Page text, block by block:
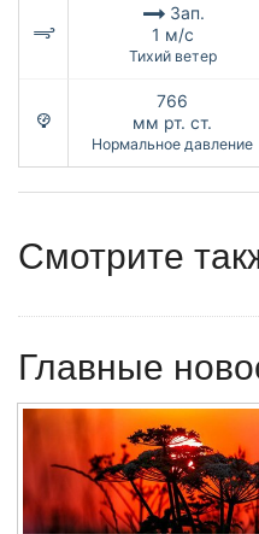
Зап.
1 м/с
Тихий ветер
766
мм рт. ст.
Нормальное давление
Смотрите
Главные